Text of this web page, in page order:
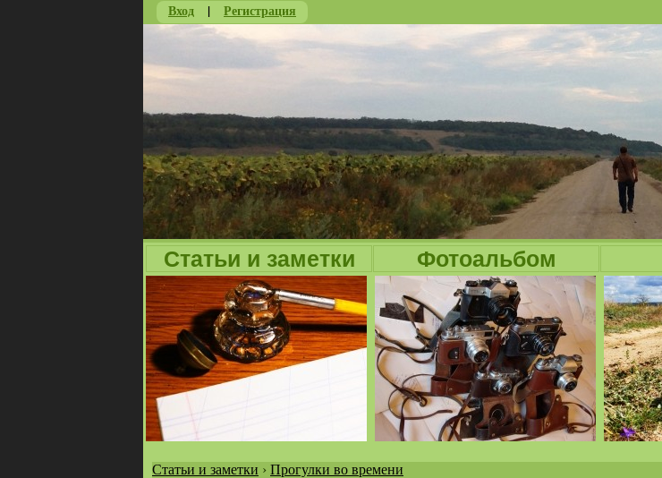
Вход | Регистрация
Статьи и заметки Фотоальбом
Статьи и заметки › Прогулки во времени